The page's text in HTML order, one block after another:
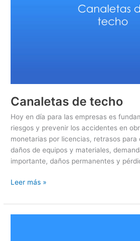
Canaletas de techo
Hoy en día para las empresas es
riesgos y prevenir los accidentes en
monetarias por licencias, retrasos para
daños de equipos y materiales,
importante, daños permanentes y
Leer más »